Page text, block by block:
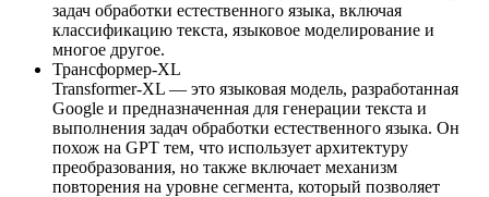
задач обработки естественного языка, включая
классификацию текста, языковое моделирование и
многое другое.
Трансформер-XL
Transformer-XL — это языковая модель, разработанная
Google и предназначенная для генерации текста и
выполнения задач обработки естественного языка. Он
похож на GPT тем, что использует архитектуру
преобразования, но также включает механизм
повторения на уровне сегмента, который позволяет